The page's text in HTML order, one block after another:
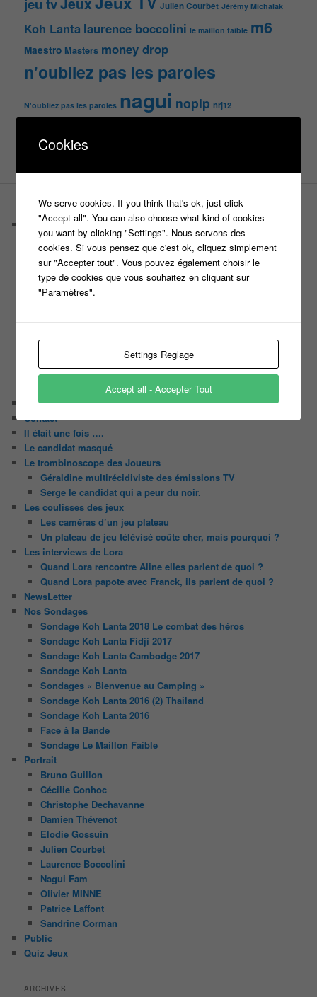
Julien Courbet Jérémy Michalak
Koh Lanta laurence boccolini le maillon faible m6
Maestro Masters money drop
n'oubliez pas les paroles
N'oubliez pas les paroles nagui noplp nrj12
tournage
PAGES
Castings
C’est quoi un casteur ?
C’est quoi un directeur de casting ?
Harry
Motus
Slam
Les 12 coups de midi
N’oubliez Pas Les Paroles
Tout le monde veut prendre sa place
Chaine Youtube
Contact
Il était une fois ….
Le candidat masqué
Le trombinoscope des Joueurs
Géraldine multirécidiviste des émissions TV
Serge le candidat qui a peur du noir.
Les coulisses des jeux
Les caméras d’un jeu plateau
Un plateau de jeu télévisé coûte cher, mais pourquoi ?
Les interviews de Lora
Quand Lora rencontre Aline elles parlent de quoi ?
Quand Lora papote avec Franck, ils parlent de quoi ?
NewsLetter
Nos Sondages
Sondage Koh Lanta 2018 Le combat des héros
Sondage Koh Lanta Fidji 2017
Sondage Koh Lanta Cambodge 2017
Sondage Koh Lanta
Sondages « Bienvenue au Camping »
Sondage Koh Lanta 2016 (2) Thailand
Sondage Koh Lanta 2016
Face à la Bande
Sondage Le Maillon Faible
Portrait
Bruno Guillon
Cécilie Conhoc
Christophe Dechavanne
Damien Thévenot
Elodie Gossuin
Julien Courbet
Laurence Boccolini
Nagui Fam
Olivier MINNE
Patrice Laffont
Sandrine Corman
Public
Quiz Jeux
ARCHIVES
Cookies
We serve cookies. If you think that's ok, just click
"Accept all". You can also choose what kind of cookies
you want by clicking "Settings". Nous servons des
cookies. Si vous pensez que c'est ok, cliquez simplement
sur "Accepter tout". Vous pouvez également choisir le
type de cookies que vous souhaitez en cliquant sur
"Paramètres".
Settings Reglage
Accept all - Accepter Tout